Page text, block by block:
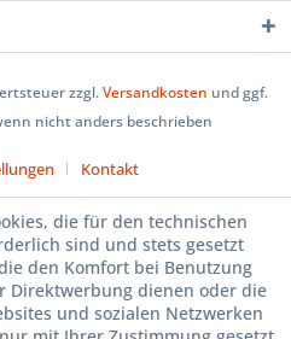
zzgl.Versandkosten und ggf.
nicht anders beschrieben
Kontakt
die für den technischen
sind und stets gesetzt
den Komfort bei Benutzung
Direktwerbung dienen oder die
und sozialen Netzwerken